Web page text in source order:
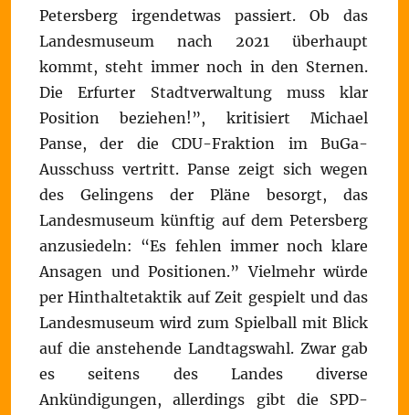
Petersberg irgendetwas passiert. Ob das
Landesmuseum nach 2021 überhaupt
kommt, steht immer noch in den Sternen.
Die Erfurter Stadtverwaltung muss klar
Position beziehen!”, kritisiert Michael
Panse, der die CDU-Fraktion im BuGa-
Ausschuss vertritt. Panse zeigt sich wegen
des Gelingens der Pläne besorgt, das
Landesmuseum künftig auf dem Petersberg
anzusiedeln: “Es fehlen immer noch klare
Ansagen und Positionen.” Vielmehr würde
per Hinthaltetaktik auf Zeit gespielt und das
Landesmuseum wird zum Spielball mit Blick
auf die anstehende Landtagswahl. Zwar gab
es seitens des Landes diverse
Ankündigungen, allerdings gibt die SPD-